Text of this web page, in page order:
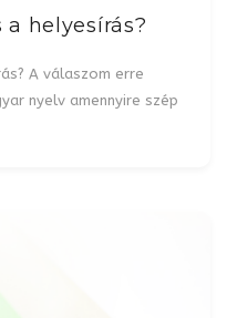
helyesírás?
A válaszom erre
nyelv amennyire szép